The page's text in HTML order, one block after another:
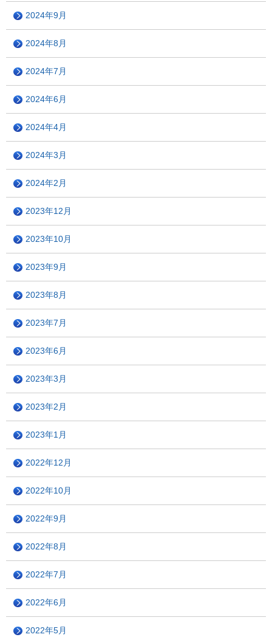
2024年9月
2024年8月
2024年7月
2024年6月
2024年4月
2024年3月
2024年2月
2023年12月
2023年10月
2023年9月
2023年8月
2023年7月
2023年6月
2023年3月
2023年2月
2023年1月
2022年12月
2022年10月
2022年9月
2022年8月
2022年7月
2022年6月
2022年5月